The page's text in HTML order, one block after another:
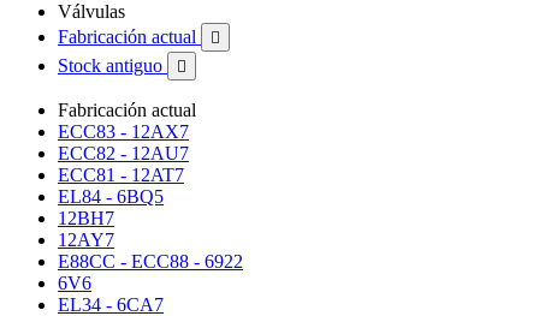
Válvulas
Fabricación actual

Stock antiguo 
Fabricación actual
ECC83 - 12AX7
ECC82 - 12AU7
ECC81 - 12AT7
EL84 - 6BQ5
12BH7
12AY7
E88CC - ECC88 - 6922
6V6
EL34 - 6CA7